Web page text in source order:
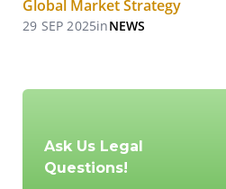
Global Market Strategy
29 SEP 2025inNEWS
Ask Us Legal
Questions!